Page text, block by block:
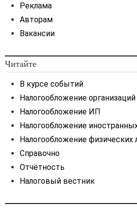
Реклама
Авторам
Вакансии
Читайте
В курсе событий
Налогообложение организаций
Налогообложение ИП
Налогообложение
Налогообложение физических
Справочно
Отчётность
Налоговый вестник